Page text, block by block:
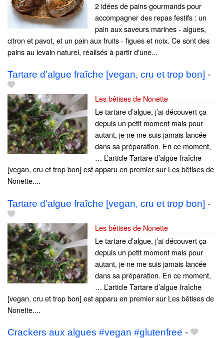
2 idées de pains gourmands pour
accompagner des repas festifs : un
pain aux saveurs marines - algues,
citron et pavot, et un pain aux fruits - figues et noix. Ce sont des
pains au levain naturel, réalisés à partir d'une...
Tartare d’algue fraîche [vegan, cru et trop bon] -
Les bêtises de Nonette
Le tartare d’algue, j’ai découvert ça
depuis un petit moment mais pour
autant, je ne me suis jamais lancée
dans sa préparation. En ce moment,
… L’article Tartare d’algue fraîche
[vegan, cru et trop bon] est apparu en premier sur Les bêtises de
Nonette....
Tartare d’algue fraîche [vegan, cru et trop bon] -
Les bêtises de Nonette
Le tartare d’algue, j’ai découvert ça
depuis un petit moment mais pour
autant, je ne me suis jamais lancée
dans sa préparation. En ce moment,
… L’article Tartare d’algue fraîche
[vegan, cru et trop bon] est apparu en premier sur Les bêtises de
Nonette....
Crackers aux algues #vegan #glutenfree -